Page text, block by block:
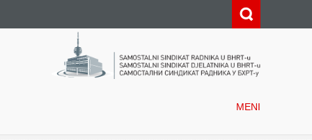
MENI